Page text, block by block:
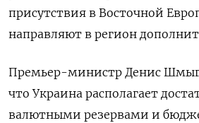
присутствия в Восточной
направляют в регион
Премьер-министр Денис
что Украина располагает
валютными резервами и